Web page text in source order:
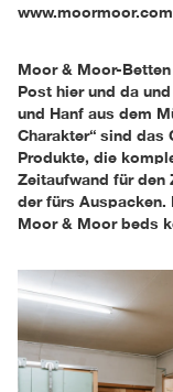
www.moormoor.com
Moor & Moor-
Post hier und da
und Hanf aus dem
Charakter“ sind das
Produkte, die
Zeitaufwand für den
der fürs
Moor & Moor beds